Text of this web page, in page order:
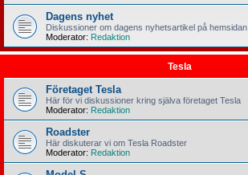
Dagens nyhet
Diskussioner om dagens nyhetsartikel på hemsidan
Moderator: Redaktion
Tesla
Företaget Tesla
Här för vi diskussioner kring själva företaget Tesla
Moderator: Redaktion
Roadster
Här diskuterar vi om Tesla Roadster
Moderator: Redaktion